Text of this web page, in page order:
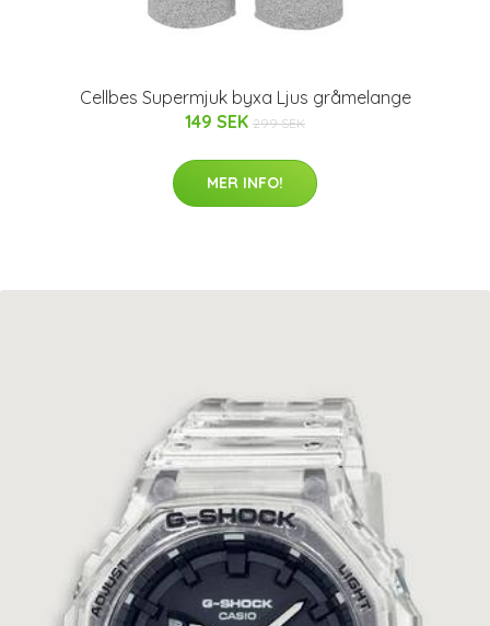
Cellbes Supermjuk byxa Ljus gråmelange
149 SEK 299 SEK
MER INFO!